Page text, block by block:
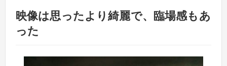
映像は思ったより綺麗で、臨場感もあ
った